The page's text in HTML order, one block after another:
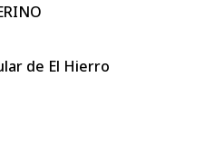
de El Hierro